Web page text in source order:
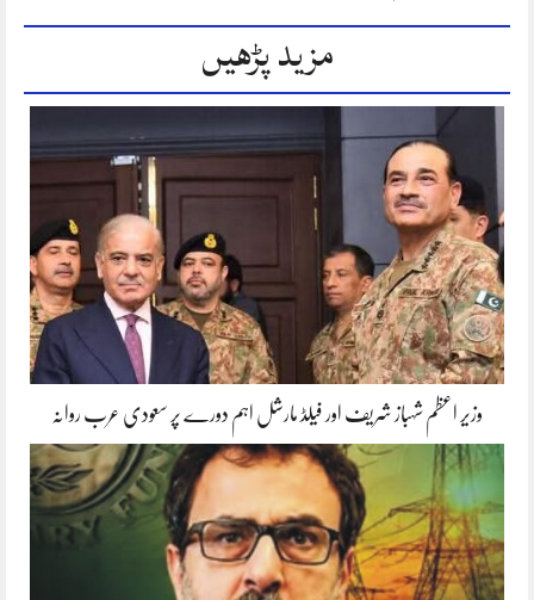
مزید پڑھیں
وزیر اعظم شہباز شریف اور فیلڈ مارشل اہم دورے پر سعودی عرب روانہ